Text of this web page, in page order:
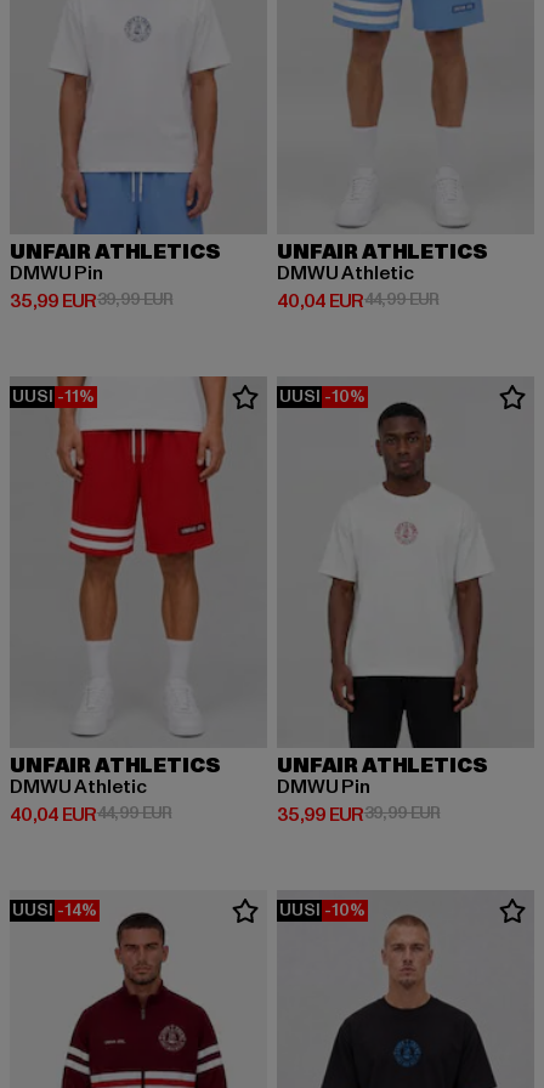
UNFAIR ATHLETICS
DMWU Pin
35,99 EUR
Ajankohtainen hinta: 35,99 EUR
39,99 EURKampanjahinta: 39,99 EUR
UNFAIR ATHLETICS
DMWU Athletic
40,04 EUR
Ajankohtainen hinta: 40,04 EUR
44,99 EUR
UUSI -11%
UNFAIR ATHLETICS
DMWU Athletic
40,04 EUR
Ajankohtainen hinta: 40,04 EUR
44,99 EURKampanjahinta: 44,99 EUR
UUSI -10%
UNFAIR ATHLETICS
DMWU Pin
35,99 EUR
Ajankohtainen hinta: 35,99 EUR
39,99 EUR
UUSI -14% UUSI -10%